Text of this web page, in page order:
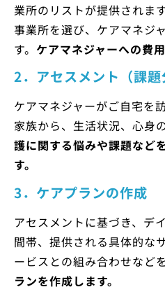
業所のリストが提供されま
事業所を選び、ケアマネジ
す。 ケアマネジャーへの費
2．アセスメント（課題
ケアマネジャーがご自宅を
家族から、生活状況、心身
護に関する悩みや課題など
す。
3．ケアプランの作成
アセスメントに基づき、デ
間帯、提供される具体的な
ービスとの組み合わせなど
ランを作成します。